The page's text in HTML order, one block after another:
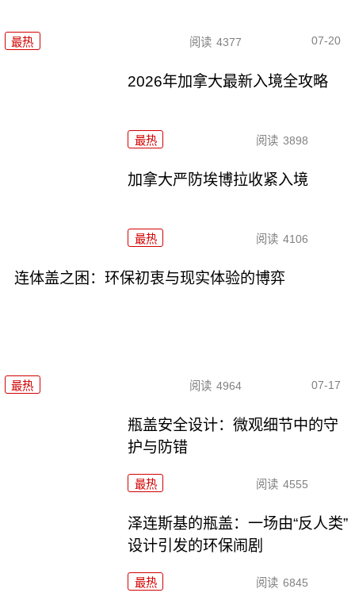
最热 阅读 4377 07-20
2026年加拿大最新入境全攻略
最热 阅读 3898
加拿大严防埃博拉收紧入境
最热 阅读 4106
连体盖之困：环保初衷与现实体验的博弈
最热 阅读 4964 07-17
瓶盖安全设计：微观细节中的守
护与防错
最热 阅读 4555
泽连斯基的瓶盖：一场由“反人类”
设计引发的环保闹剧
最热 阅读 6845